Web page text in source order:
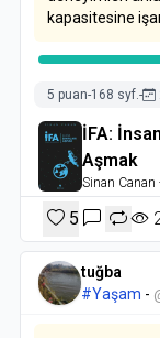
kapasitesine
5 puan-168 syf.-
İFA:
Aşmak
Sinan Canan
5
tuğba
#Yaşam -